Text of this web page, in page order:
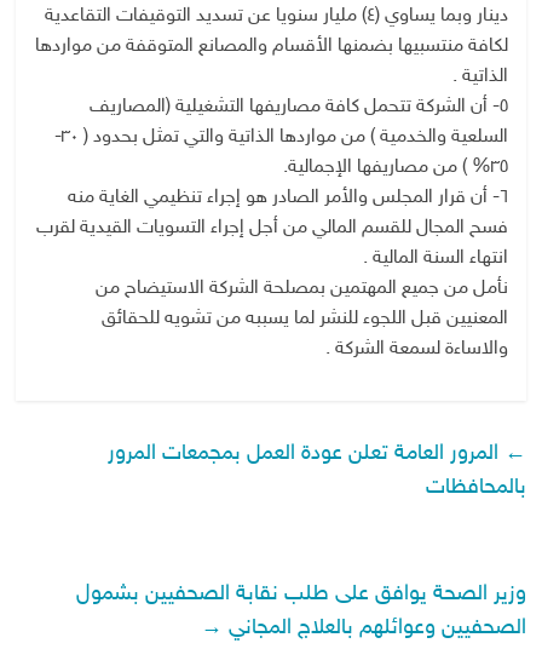
دينار وبما يساوي (٤) مليار سنويا عن تسديد التوقيفات التقاعدية
لكافة منتسبيها بضمنها الأقسام والمصانع المتوقفة من مواردها
الذاتية .
٥- أن الشركة تتحمل كافة مصاريفها التشغيلية (المصاريف
السلعية والخدمية ) من مواردها الذاتية والتي تمثل بحدود ( ٣٠-
٣٥% ) من مصاريفها الإجمالية.
٦- أن قرار المجلس والأمر الصادر هو إجراء تنظيمي الغاية منه
فسح المجال للقسم المالي من أجل إجراء التسويات القيدية لقرب
انتهاء السنة المالية .
نأمل من جميع المهتمين بمصلحة الشركة الاستيضاح من
المعنيين قبل اللجوء للنشر لما يسببه من تشويه للحقائق
والاساءة لسمعة الشركة .
← المرور العامة تعلن عودة العمل بمجمعات المرور
بالمحافظات
وزير الصحة يوافق على طلب نقابة الصحفيين بشمول
الصحفيين وعوائلهم بالعلاج المجاني →